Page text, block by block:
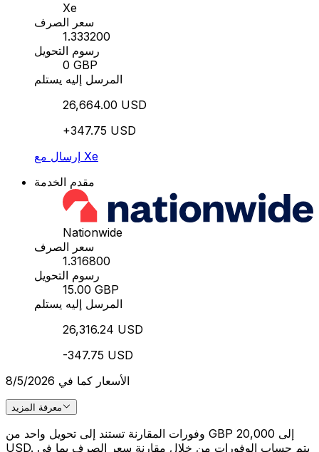
Xe
سعر الصرف
1.333200
رسوم التحويل
0 GBP
المرسل إليه يستلم
26,664.00 USD
+347.75 USD
إرسال مع Xe
مقدم الخدمة
Nationwide
سعر الصرف
1.316800
رسوم التحويل
15.00 GBP
المرسل إليه يستلم
26,316.24 USD
-347.75 USD
الأسعار كما في 8/5/2026
معرفة المزيد
وفورات المقارنة تستند إلى تحويل واحد من GBP 20,000 إلى
USD. يتم حساب الوفورات من خلال مقارنة سعر الصرف بما في